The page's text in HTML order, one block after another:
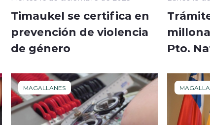
Timaukel se certifica en
prevención de violencia
de género
Pto.
MAGALLANES